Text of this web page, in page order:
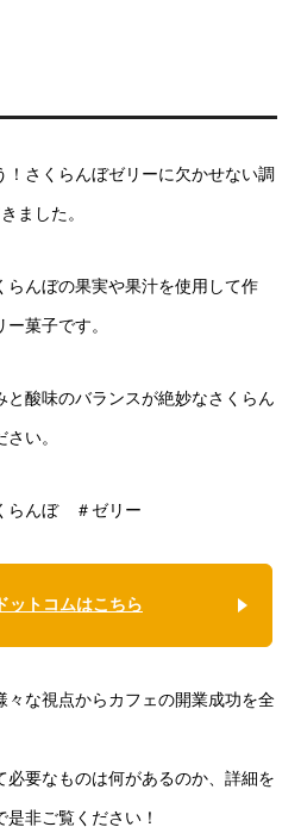
！さくらんぼゼリーに欠かせない調
ました。
らんぼの果実や果汁を使用して作
菓子です。
酸味のバランスが絶妙なさくらん
い。
らんぼ ＃ゼリー
ットコムはこちら
々な視点からカフェの開業成功を全
必要なものは何があるのか、詳細を
非ご覧ください！